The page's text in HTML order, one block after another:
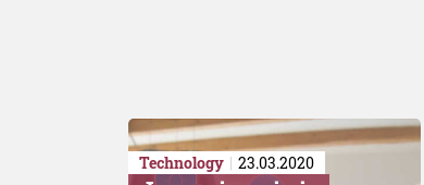
Technology 23.03.2020